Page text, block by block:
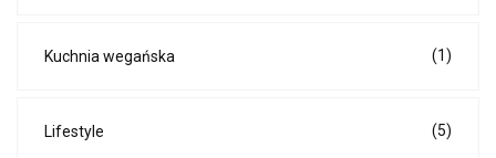
Kuchnia wegańska (1)
Lifestyle (5)